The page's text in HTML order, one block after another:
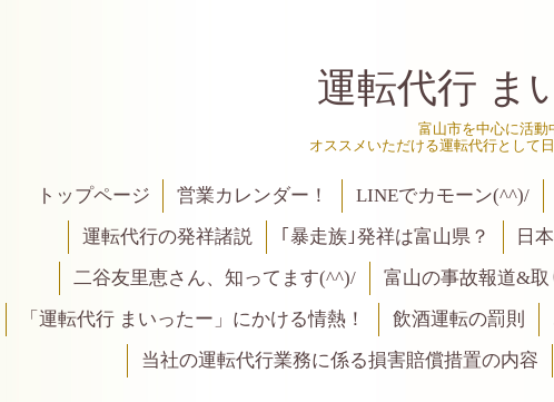
運転代行 ま
富山市を中心に活動
オススメいただける運転代行として
トップページ 営業カレンダー！ LINEでカモーン(^^)/
運転代行の発祥諸説
｢暴走族｣発祥は富山県？ 日
二谷友里恵さん、知ってます(^^)/
富山の事故報道&取
「運転代行 まいったー」にかける情熱！
飲酒運転の罰則
当社の運転代行業務に係る損害賠償措置の内容